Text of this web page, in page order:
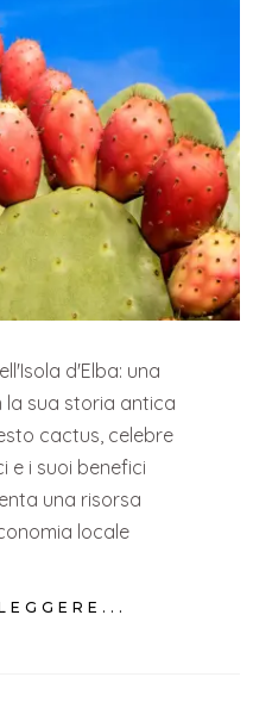
d'Elba: una
sua storia antica
cactus, celebre
e i suoi benefici
una risorsa
locale